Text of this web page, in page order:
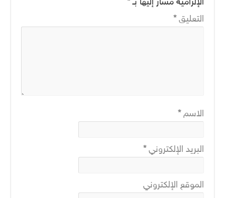
التعليق*
الاسم*
البريد الإلكتروني*
الموقع الإلكتروني